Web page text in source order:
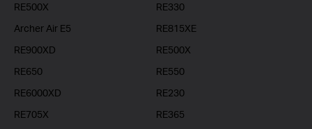
RE500X
RE330
Archer Air E5
RE815XE
RE900XD
RE500X
RE650
RE550
RE6000XD
RE230
RE705X
RE365